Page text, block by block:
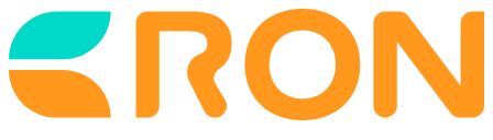
Back
to
frontpage